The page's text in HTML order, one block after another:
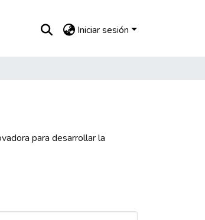
Iniciar sesión
para desarrollar la